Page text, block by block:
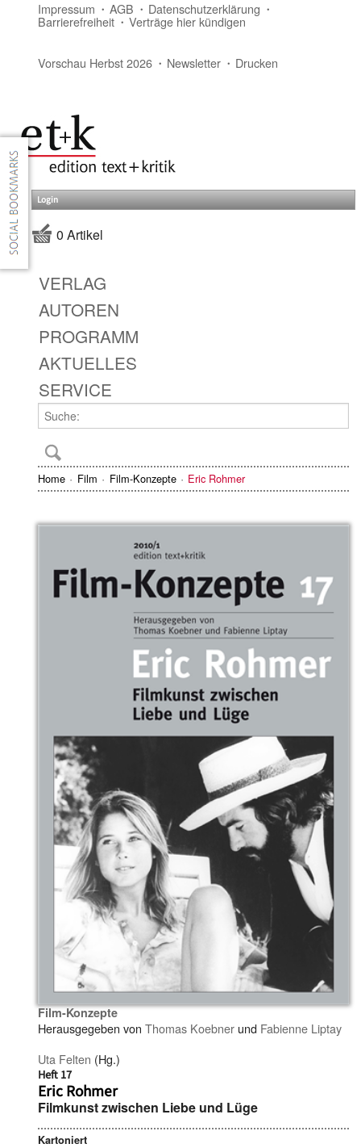
Impressum AGB Datenschutzerklärung
Barrierefreiheit Verträge hier kündigen
Vorschau Herbst 2026 Newsletter Drucken
Login
0 Artikel
VERLAG
AUTOREN
PROGRAMM
AKTUELLES
SERVICE
Home Film Film-Konzepte Eric Rohmer
Film-Konzepte
Herausgegeben von Thomas Koebner und Fabienne Liptay
Uta Felten (Hg.)
Heft 17
Eric Rohmer
Filmkunst zwischen Liebe und Lüge
Kartoniert